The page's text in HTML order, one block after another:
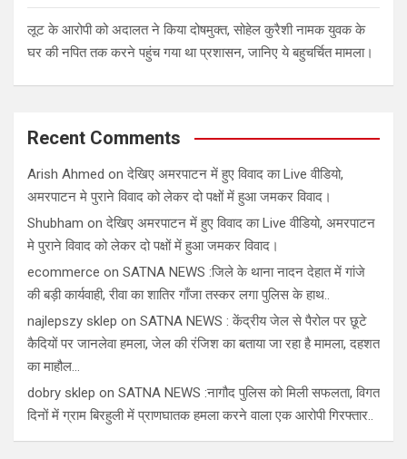
लूट के आरोपी को अदालत ने किया दोषमुक्त, सोहेल कुरैशी नामक युवक के
घर की नपित तक करने पहुंच गया था प्रशासन, जानिए ये बहुचर्चित मामला।
Recent Comments
Arish Ahmed onदेखिए अमरपाटन में हुए विवाद का Live वीडियो,
अमरपाटन मे पुराने विवाद को लेकर दो पक्षों में हुआ जमकर विवाद।
Shubham onदेखिए अमरपाटन में हुए विवाद का Live वीडियो, अमरपाटन
मे पुराने विवाद को लेकर दो पक्षों में हुआ जमकर विवाद।
ecommerce on SATNA NEWS :जिले के थाना नादन देहात में गांजे
की बड़ी कार्यवाही, रीवा का शातिर गाँजा तस्कर लगा पुलिस के हाथ..
najlepszy sklep on SATNA NEWS : केंद्रीय जेल से पैरोल पर छूटे
कैदियों पर जानलेवा हमला, जेल की रंजिश का बताया जा रहा है मामला, दहशत
का माहौल…
dobry sklep on SATNA NEWS :नागौद पुलिस को मिली सफलता, विगत
दिनों में ग्राम बिरहुली में प्राणघातक हमला करने वाला एक आरोपी गिरफ्तार..